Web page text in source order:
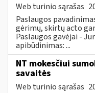
Web turinio sąrašas
Paslaugos
gėrimų, skirtų acto
Paslaugos gavėjai -
apibūdinimas: ...
NT mokesčiui
savaitės
Web turinio sąrašas